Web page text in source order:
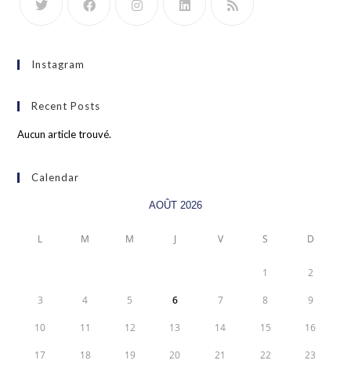
Instagram
Recent Posts
Aucun article trouvé.
Calendar
AOÛT 2026
L M M J V S D
1 2
3 4 5 6 7 8 9
10 11 12 13 14 15 16
17 18 19 20 21 22 23